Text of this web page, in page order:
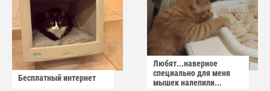
Бесплатный интернет
Любят...наверное
специально для меня
мышек налепили...